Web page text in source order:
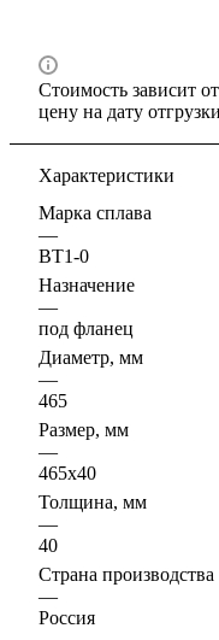
Стоимость зависит
цену на дату
Характеристики
Марка сплава
—
ВТ1-0
Назначение
—
под фланец
Диаметр, мм
—
465
Размер, мм
—
465х40
Толщина, мм
—
40
Страна производства
—
Россия